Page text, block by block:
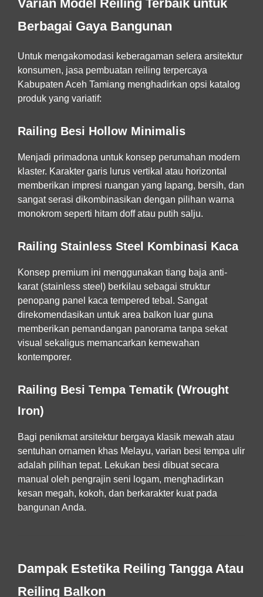
Varian Model Reiling Terbaik untuk
Berbagai Gaya Bangunan
Untuk mengakomodasi keberagaman selera arsitektur
konsumen, jasa pembuatan reiling terpercaya
Kabupaten Aceh Tamiang menghadirkan opsi katalog
produk yang variatif:
Railing Besi Hollow Minimalis
Menjadi primadona untuk konsep perumahan modern
klaster. Karakter garis lurus vertikal atau horizontal
memberikan impresi ruangan yang lapang, bersih, dan
sangat serasi dikombinasikan dengan pilihan warna
monokrom seperti hitam doff atau putih salju.
Railing Stainless Steel Kombinasi Kaca
Konsep premium ini menggunakan tiang baja anti-
karat (stainless steel) berkilau sebagai struktur
penopang panel kaca tempered tebal. Sangat
direkomendasikan untuk area balkon luar guna
memberikan pemandangan panorama tanpa sekat
visual sekaligus memancarkan kemewahan
kontemporer.
Railing Besi Tempa Tematik (Wrought
Iron)
Bagi penikmat arsitektur bergaya klasik mewah atau
sentuhan ornamen khas Melayu, varian besi tempa ulir
adalah pilihan tepat. Lekukan besi dibuat secara
manual oleh pengrajin seni logam, menghadirkan
kesan megah, kokoh, dan berkarakter kuat pada
bangunan Anda.
Dampak Estetika Reiling Tangga Atau
Reiling Balkon